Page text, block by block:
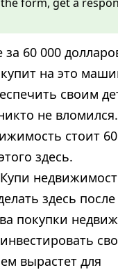
60 000
на это
своим
не вломился.
стоит
здесь.
здесь после
покупки
вырастет для